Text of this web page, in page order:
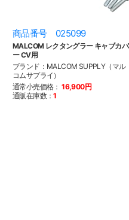
商品番号 025099
MALCOM レクタングラー キャブカバ
ー CV用
ブランド：MALCOM SUPPLY（マル
コムサプライ）
通常小売価格： 16,900円
通販在庫数：1